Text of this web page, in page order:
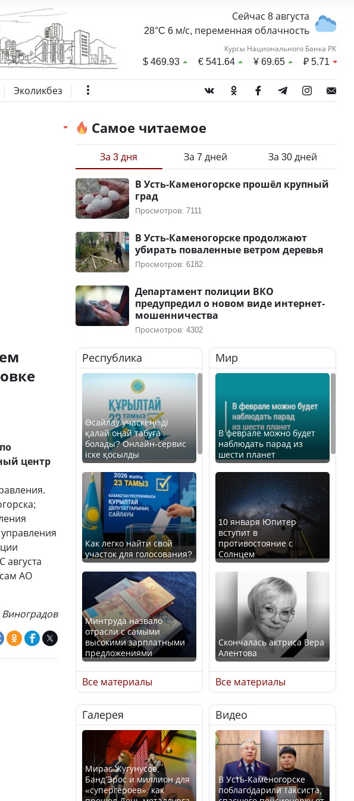
Сейчас 8 августа
28°C 6 м/с, переменная облачность
Курсы Национального Банка РК
$469.93 €541.64 ¥69.65 ₽5.71
Эколикбез
центр
АО
Самое читаемое
За 3 дня За 7 дней За 30 дней
В Усть-Каменогорске прошёл крупный
град
Просмотров: 7111
В Усть-Каменогорске продолжают
убирать поваленные ветром деревья
Просмотров: 6182
Департамент полиции ВКО
предупредил о новом виде интернет-
мошенничества
Просмотров: 4302
Республика
Өсайлау учаскеңізді
қалай оңай табуға
болады? Онлайн-сервис
іске қосылды
Как легко найти свой
участок для голосования?
Минтруда назвало
отрасли с самыми
высокими зарплатными
предложениями
Искусственный интеллект
официально включили в
школьную программу
Казахстана
Все материалы
Мир
В феврале можно будет
наблюдать парад из
шести планет
10 января Юпитер
вступит в
противостояние с
Солнцем
Скончалась актриса Вера
Алентова
В РФ вынесен заочный
приговор по уголовному
делу об убийстве Игоря
Талькова
Все материалы
Галерея
Мирас Жугунусов,
Банд’Эрос и миллион для
«супергероев»: как
Видео
В Усть-Каменогорске
поблагодарили таксиста,